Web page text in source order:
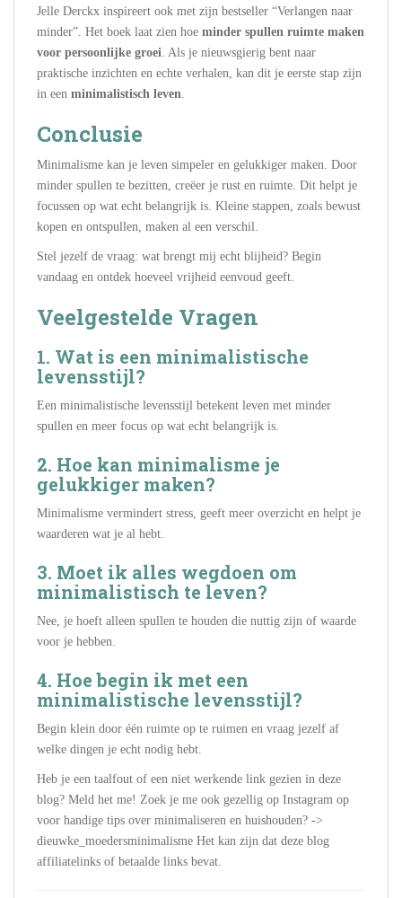
Jelle Derckx inspireert ook met zijn bestseller “Verlangen naar
minder”. Het boek laat zien hoe minder spullen ruimte maken
voor persoonlijke groei . Als je nieuwsgierig bent naar
praktische inzichten en echte verhalen, kan dit je eerste stap zijn
in een minimalistisch leven
Conclusie
Minimalisme kan je leven simpeler en gelukkiger maken. Door
minder spullen te bezitten, creëer je rust en ruimte. Dit helpt je
focussen op wat echt belangrijk is. Kleine stappen, zoals bewust
kopen en ontspullen, maken al een verschil.
Stel jezelf de vraag: wat brengt mij echt blijheid? Begin
vandaag en ontdek hoeveel vrijheid eenvoud geeft.
Veelgestelde Vragen
1. Wat is een minimalistische
levensstijl?
Een minimalistische levensstijl betekent leven met minder
spullen en meer focus op wat echt belangrijk is.
2. Hoe kan minimalisme je
gelukkiger maken?
Minimalisme vermindert stress, geeft meer overzicht en helpt je
waarderen wat je al hebt.
3. Moet ik alles wegdoen om
minimalistisch te leven?
Nee, je hoeft alleen spullen te houden die nuttig zijn of waarde
voor je hebben.
4. Hoe begin ik met een
minimalistische levensstijl?
Begin klein door één ruimte op te ruimen en vraag jezelf af
welke dingen je echt nodig hebt.
Heb je een taalfout of een niet werkende link gezien in deze
blog? Meld het me! Zoek je me ook gezellig op Instagram op
voor handige tips over minimaliseren en huishouden? ->
dieuwke_moedersminimalisme Het kan zijn dat deze blog
affiliatelinks of betaalde links bevat.